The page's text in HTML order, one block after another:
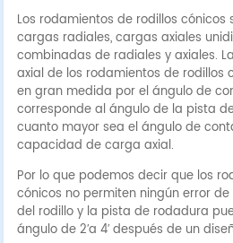
Los rodamientos de rodillos
cargas radiales, cargas axiales
combinadas de radiales y axiales.
axial de los rodamientos de rodillos
en gran medida por el ángulo de
corresponde al ángulo de la pista
cuanto mayor sea el ángulo de
capacidad de carga axial.
Por lo que podemos decir que los
cónicos no permiten ningún error
del rodillo y la pista de rodadura
ángulo de 2′a 4′ después de un